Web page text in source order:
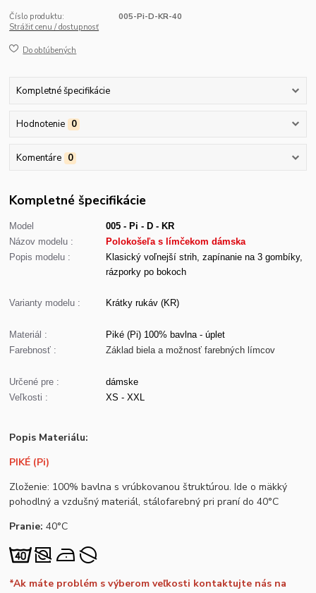
Číslo produktu:
005-Pi-D-KR-40
Strážiť cenu / dostupnosť
Do obľúbených
Kompletné špecifikácie
Hodnotenie 0
Komentáre 0
Kompletné špecifikácie
Model
005 - Pi - D - KR
Názov modelu :
Polokošeľa s límčekom dámska
Popis modelu :
Klasický voľnejší strih, zapínanie na 3 gombíky,
rázporky po bokoch
Varianty modelu : Krátky rukáv (KR)
Materiál :
Piké (Pi) 100% bavlna - úplet
Farebnosť :
Základ biela a možnosť farebných límcov
Určené pre :
dámske
Veľkosti :
XS - XXL
Popis Materiálu:
PIKÉ (Pi)
Zloženie: 100% bavlna s vrúbkovanou štruktúrou. Ide o mäkký
pohodlný a vzdušný materiál, stálofarebný pri praní do 40°C
Pranie:40°C
*Ak máte problém s výberom veľkosti kontaktujte nás na